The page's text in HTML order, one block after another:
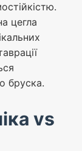
цегла
бруска.
vs